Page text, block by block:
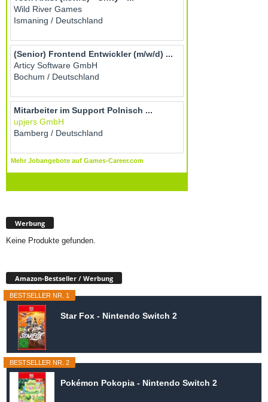
Werbung
Keine Produkte gefunden.
Amazon-Bestseller / Werbung
BESTSELLER NR. 1
Star Fox - Nintendo Switch 2
BESTSELLER NR. 2
Pokémon Pokopia - Nintendo Switch 2